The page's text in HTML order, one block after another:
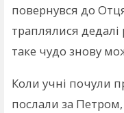
повернувся до
траплялися
таке чудо знову
Коли учні почули
послали за